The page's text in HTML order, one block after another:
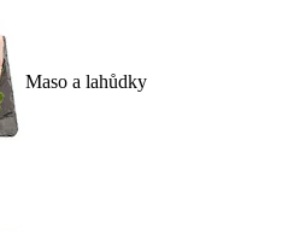
Maso a lahůdky